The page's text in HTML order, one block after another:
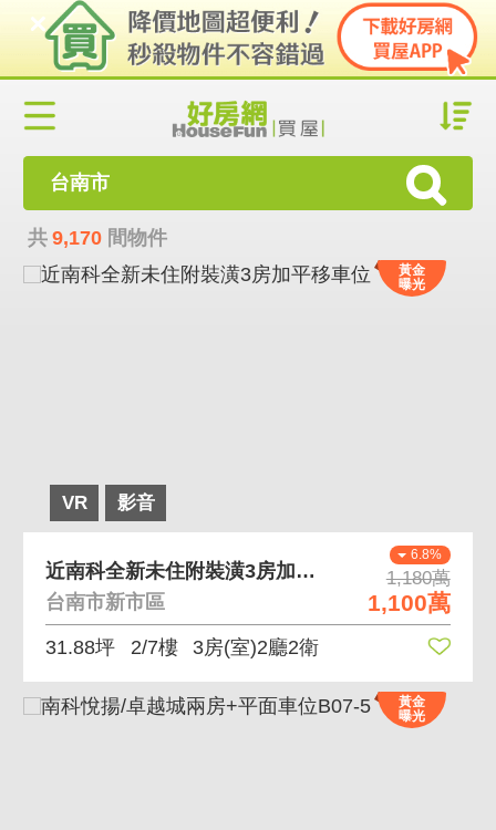
台南市
共 9,170 間物件
VR 影音
黃金
曝光
6.8%
1,180萬
1,100萬
近南科全新未住附裝潢3房加平移車位
台南市新市區
31.88坪 2/7樓 3房(室)2廳2衛
黃金
曝光